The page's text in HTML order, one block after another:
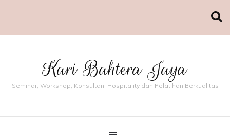
Kari Bahtera Jaya
Seminar, Workshop, Konsultan, Hospitality dan Pelatihan Berkualitas